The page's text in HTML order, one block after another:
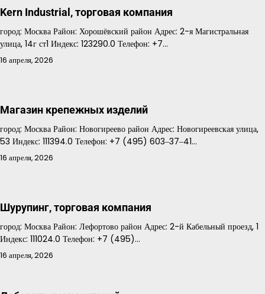
Kern Industrial, торговая компания
город: Москва Район: Хорошёвский район Адрес: 2-я Магистральная
улица, 14г ст1 Индекс: 123290.0 Телефон: +7…
16 апреля, 2026
Магазин крепежных изделий
город: Москва Район: Новогиреево район Адрес: Новогиреевская улица,
53 Индекс: 111394.0 Телефон: +7 (495) 603‒37‒41…
16 апреля, 2026
Шурупинг, торговая компания
город: Москва Район: Лефортово район Адрес: 2-й Кабельный проезд, 1
Индекс: 111024.0 Телефон: +7 (495)…
16 апреля, 2026